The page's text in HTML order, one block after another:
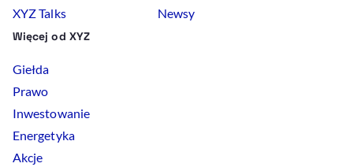
XYZ Talks
Newsy
Więcej od XYZ
Giełda
Prawo
Inwestowanie
Energetyka
Akcje